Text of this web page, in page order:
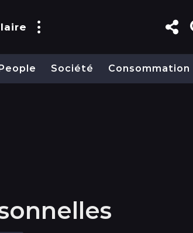
People Société Consommation